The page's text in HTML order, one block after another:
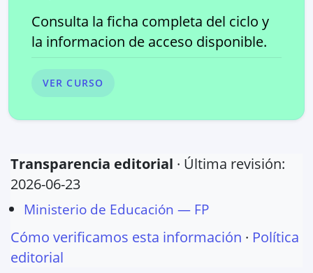
Consulta la ficha completa del ciclo y
la informacion de acceso disponible.
VER CURSO
Transparencia editorial · Última revisión:
2026-06-23
Ministerio de Educación — FP
Cómo verificamos esta información · Política
editorial